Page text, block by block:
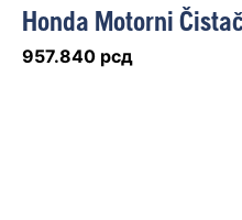
Honda Motorni
957.840 рсд